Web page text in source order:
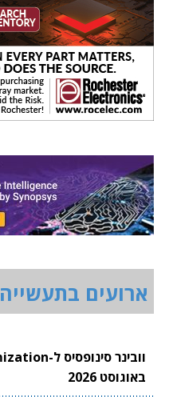
ארועים בתעשייה
באוגוסט 2026